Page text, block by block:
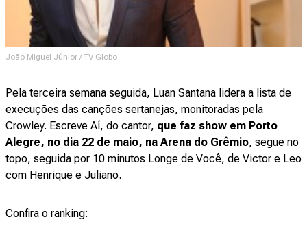
João Miguel Júnior / TV Globo
Pela terceira semana seguida, Luan Santana lidera a lista de
execuções das canções sertanejas, monitoradas pela
Crowley. Escreve Aí, do cantor, que faz show em Porto
Alegre, no dia 22 de maio, na Arena do Grêmio, segue no
topo, seguida por 10 minutos Longe de Você, de Victor e Leo
com Henrique e Juliano.
Confira o ranking: